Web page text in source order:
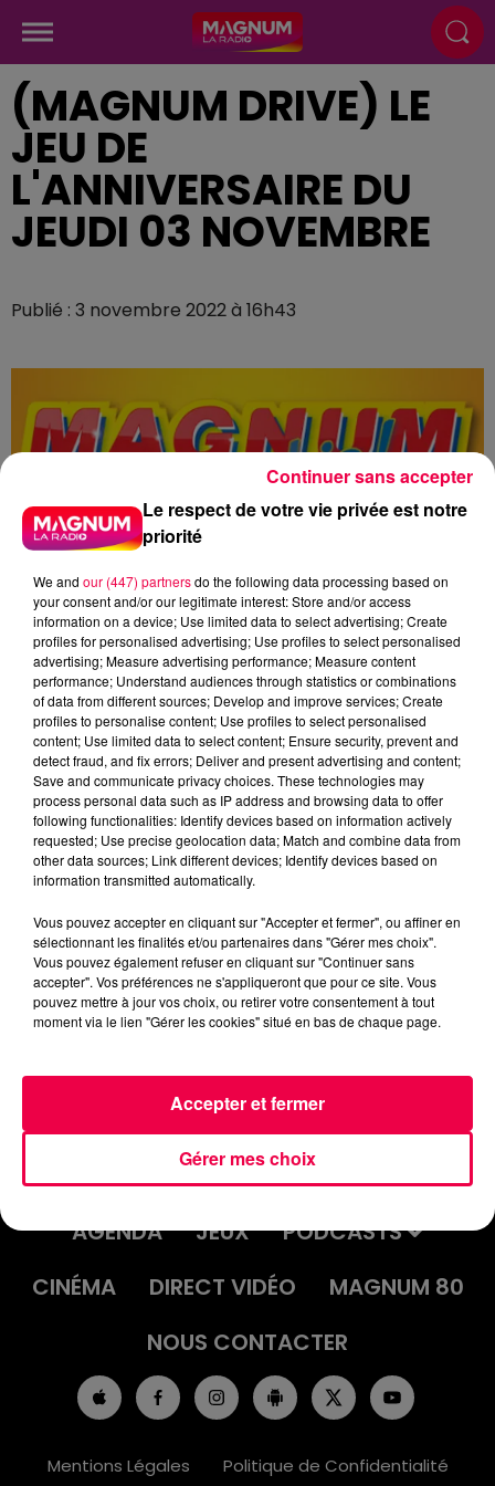
(MAGNUM DRIVE) LE
JEU DE
L'ANNIVERSAIRE DU
JEUDI 03 NOVEMBRE
Publié : 3 novembre 2022 à 16h43
Flash infos
Crédit :Flash infos
podcasts/2022/11/Le-jeu-de-lanniversaire-du-jeudi-
03-novembre.mp3
ACCUEIL INFOS
EMISSIONS
AGENDA
JEUX
PODCASTS
CINÉMA
DIRECT VIDÉO
MAGNUM 80
NOUS CONTACTER
Mentions Légales Politique de Confidentialité
Le respect de votre vie privée est notre
priorité
We and our (447) partnersdo the following data processing based on
your consent and/or our legitimate interest: Store and/or access
information on a device; Use limited data to select advertising; Create
profiles for personalised advertising; Use profiles to select personalised
advertising; Measure advertising performance; Measure content
performance; Understand audiences through statistics or combinations
of data from different sources; Develop and improve services; Create
profiles to personalise content; Use profiles to select personalised
content; Use limited data to select content; Ensure security, prevent and
detect fraud, and fix errors; Deliver and present advertising and content;
Save and communicate privacy choices. These technologies may
process personal data such as IP address and browsing data to offer
following functionalities: Identify devices based on information actively
requested; Use precise geolocation data; Match and combine data from
other data sources; Link different devices; Identify devices based on
information transmitted automatically.
Vous pouvez accepter en cliquant sur "Accepter et fermer", ou affiner en
sélectionnant les finalités et/ou partenaires dans "Gérer mes choix".
Vous pouvez également refuser en cliquant sur "Continuer sans
accepter". Vos préférences ne s'appliqueront que pour ce site. Vous
pouvez mettre à jour vos choix, ou retirer votre consentement à tout
moment via le lien "Gérer les cookies" situé en bas de chaque page.
Gérer mes choix
Accepter et fermer
Continuer sans accepter